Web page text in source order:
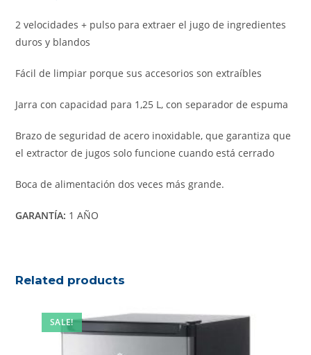
2 velocidades + pulso para extraer el jugo de ingredientes
duros y blandos
Fácil de limpiar porque sus accesorios son extraíbles
Jarra con capacidad para 1,25 L, con separador de espuma
Brazo de seguridad de acero inoxidable, que garantiza que
el extractor de jugos solo funcione cuando está cerrado
Boca de alimentación dos veces más grande.
GARANTÍA: 1 AÑO
Related products
SALE!